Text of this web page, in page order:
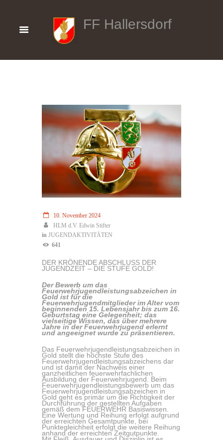
FF Hallersdorf
10. November 2024
HLM d.V. Edwin Stifter
in JUGENDAKTIVITÄTEN
641
DER KRÖNENDE ABSCHLUSS DER
JUGENDZEIT – DIE STUFE GOLD!
Der Bewerb um das
Feuerwehrjugendleistungsabzeichen in
Gold ist für die
Feuerwehrjugendmitglieder im Alter vom
beginnenden 15. Lebensjahr bis zum 16.
Geburtstag eine Gelegenheit; das
vielseitige Wissen, das über mehrere
Jahre in der Feuerwehrjugend erlernt
und angeeignet wurde zu präsentieren.
Das Feuerwehrjugendleistungsabzeichen in
Gold stellt die höchste Stufe des
Feuerwehrjugendleistungsabzeichens dar
und ist damit der Nachweis einer
ganzheitlichen feuerwehrfachlichen
Ausbildung der Feuerwehrjugend. Beim
Feuerwehrjugendleistungsbewerb um das
Feuerwehrjugendleistungsabzeichen in
Gold geht es primär um die Richtigkeit der
Durchführung der gestellten Aufgaben
gemäß dem FEUERWEHR Basiswissen.
Eine Wertung und Reihung erfolgt aufgrund
der erreichten Gesamtpunkte, bei
Punktegleichheit erfolgt die weitere Reihung
anhand der erreichten Zeitgutpunkte.